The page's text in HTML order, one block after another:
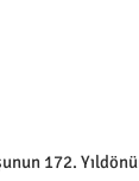
172.